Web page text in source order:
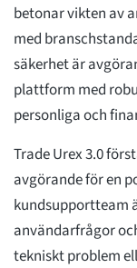
betonar vikten av
med
säkerhet är
plattform med
personliga och
Trade Urex 3.0
avgörande för en
kundsupportteam
användarfrågor
tekniskt problem